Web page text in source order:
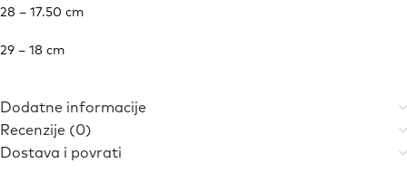
28 – 17.50 cm
29 – 18 cm
Dodatne informacije
Recenzije (0)
Dostava i povrati